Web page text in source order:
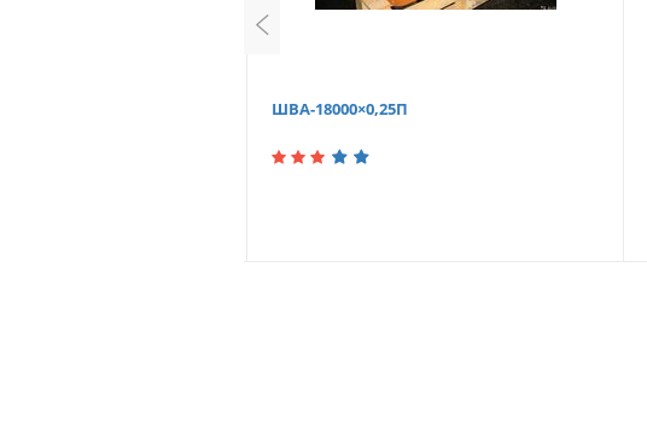
ШВА-18000×0,25П